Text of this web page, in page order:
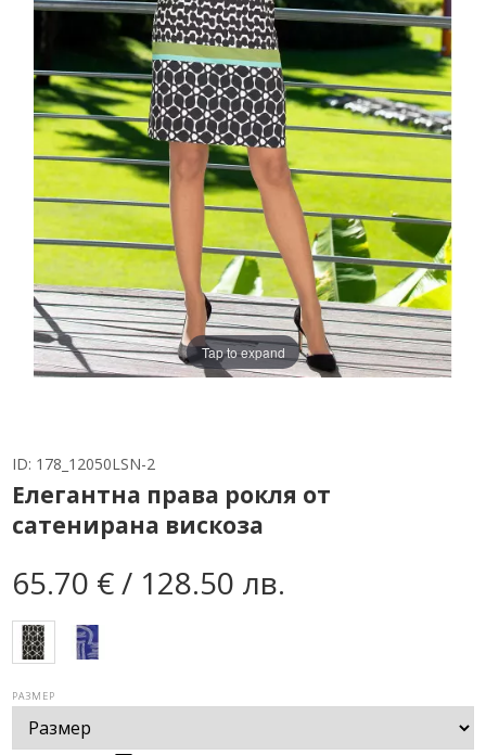
Tap to expand
ID: 178_12050LSN-2
Елегантна права рокля от
сатенирана вискоза
65.70 € / 128.50 лв.
РАЗМЕР